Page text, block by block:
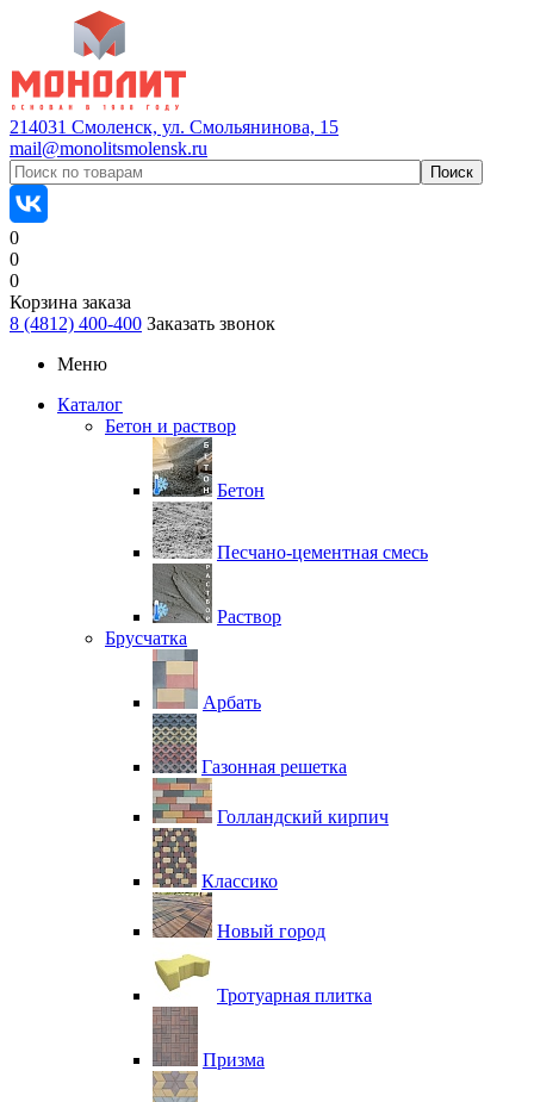
214031 Смоленск, ул. Смольянинова, 15
mail@monolitsmolensk.ru
0
0
0
Корзина заказа
8 (4812) 400-400 Заказать звонок
Меню
Каталог
Бетон и раствор
Бетон
Песчано-цементная смесь
Раствор
Брусчатка
Арбать
Газонная решетка
Голландский кирпич
Классико
Новый город
Тротуарная плитка
Призма